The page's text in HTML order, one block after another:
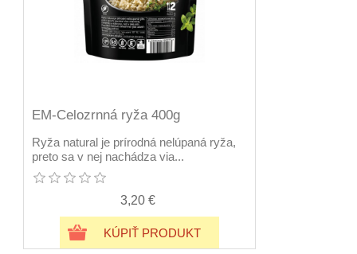
EM-Celozrnná ryža 400g
Ryža natural je prírodná nelúpaná ryža,
preto sa v nej nachádza via...
3,20 €
KÚPIŤ PRODUKT